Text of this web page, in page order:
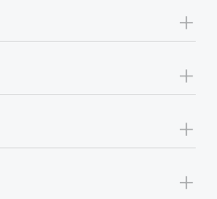
+
+
+
+